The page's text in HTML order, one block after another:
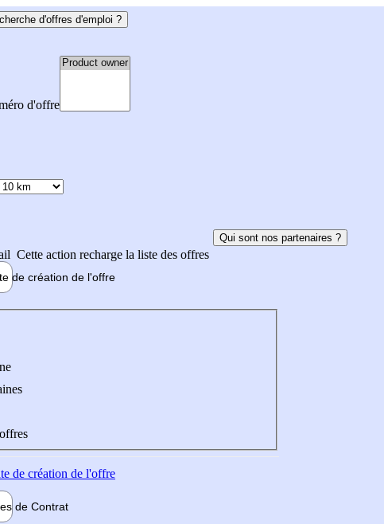
d'offres d'emploi ?
d'offre
Cette action recharge la liste des offres
Qui sont nos partenaires ?
de création de l'offre
de création de l'offre
de Contrat